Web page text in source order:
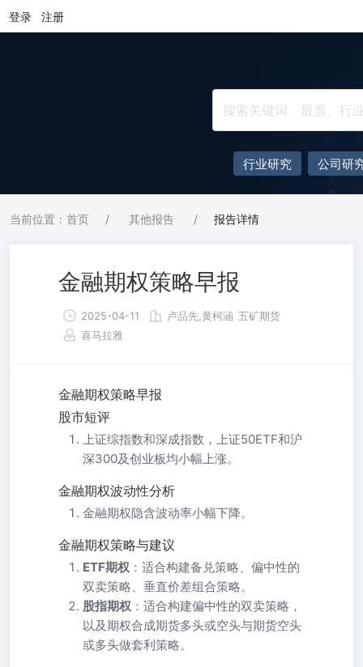
登录 注册
行业研究 公司研
当前位置：首页 / 其他报告 / 报告详情
金融期权策略早报
2025-04-11 卢品先,黄柯涵 五矿期货
喜马拉雅
金融期权策略早报
股市短评
上证综指数和深成指数，上证50ETF和沪
深300及创业板均小幅上涨。
金融期权波动性分析
金融期权隐含波动率小幅下降。
金融期权策略与建议
ETF期权 ：适合构建备兑策略、偏中性的
双卖策略、垂直价差组合策略。
股指期权 ：适合构建偏中性的双卖策略，
以及期权合成期货多头或空头与期货空头
或多头做套利策略。